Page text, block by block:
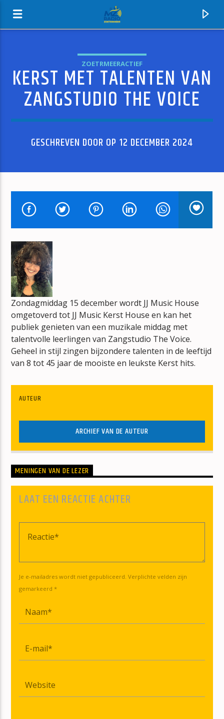
MZ-RADIO
HUIDIG NUMMER
ORANJE PARTY RADIO
JOS NETTEN
mz-radio
ZOETRMEERACTIEF
KERST MET TALENTEN VAN
ZANGSTUDIO THE VOICE
GESCHREVEN DOOR OP 12 DECEMBER 2024
Zondagmiddag 15 december wordt JJ Music House
omgetoverd tot JJ Music Kerst House en kan het
publiek genieten van een muzikale middag met
talentvolle leerlingen van Zangstudio The Voice.
Geheel in stijl zingen bijzondere talenten in de leeftijd
van 8 tot 45 jaar de mooiste en leukste Kerst hits.
AUTEUR
ARCHIEF VAN DE AUTEUR
MENINGEN VAN DE LEZER
LAAT EEN REACTIE ACHTER
Je e-mailadres wordt niet gepubliceerd. Verplichte velden zijn
gemarkeerd *